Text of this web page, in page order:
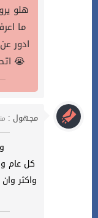
هلو
ما
ادور
اتصل على رقمها واراسل بس ماكو رد 😭
مجهول :
كل عام
واكثر